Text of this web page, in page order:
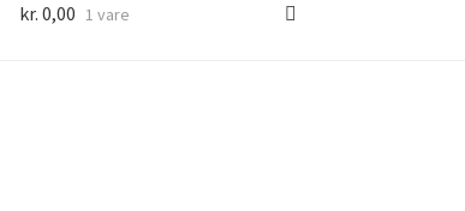
kr. 0,00 1 vare